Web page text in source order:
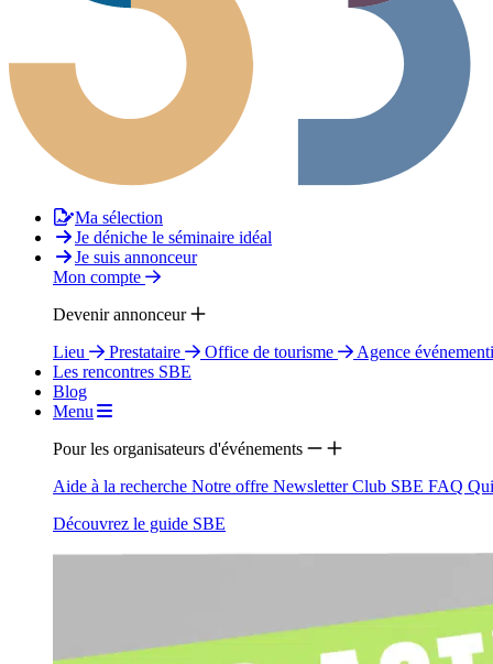
Ma sélection
Je déniche le séminaire idéal
Je suis annonceur
Mon compte
Devenir annonceur
Lieu
Prestataire Office de tourisme
Agence
Les rencontres SBE
Blog
Menu
Pour les organisateurs d'événements
Aide à la recherche Notre offre NewsletterClub SBE FAQ
Découvrez le guide SBE